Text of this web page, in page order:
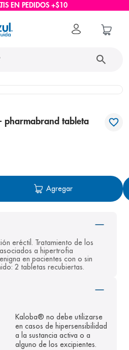
EN PEDIDOS +$10
pharmabrand tableta
Agregar
eréctil. Tratamiento de los
a hipertrofia
en pacientes con o sin
2 tabletas recubiertas.
Kaloba® no debe utilizarse
en casos de hipersensibilidad
a la sustancia activa o a
alguno de los excipientes.